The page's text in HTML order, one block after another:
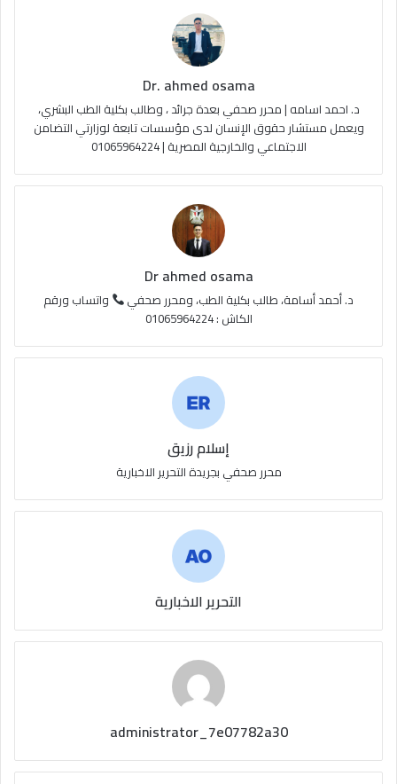
e
ا
م
ا
ل
م
و
ق
ع
R
S
S
Dr. ahmed osama
د. احمد اسامه | محرر صحفي بعدة جرائد ، وطالب بكلية الطب البشري،
ويعمل مستشار حقوق الإنسان لدى مؤسسات تابعة لوزارتي التضامن
الاجتماعي والخارجية المصرية | 01065964224
Dr ahmed osama
د. أحمد أسامة، طالب بكلية الطب، ومحرر صحفي
واتساب ورقم
الكاش : 01065964224
إسلام رزيق
محرر صحفي بجريدة التحرير الاخبارية
التحرير الاخبارية
administrator_7e07782a30